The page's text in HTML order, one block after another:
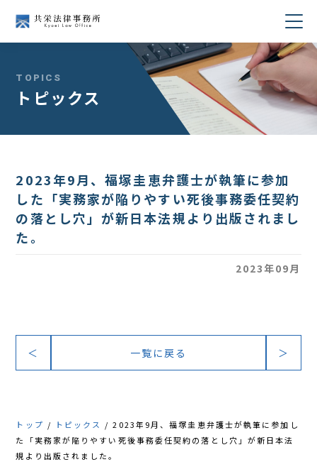
業務分野
セミナー・講演
著書・論文
アクセス
TOPICS
トピックス
2023年9月、福塚圭恵弁護士が執筆に参加
した「実務家が陥りやすい死後事務委任契約
の落とし穴」が新日本法規より出版されまし
た。
2023年09月
＜ 一覧に戻る ＞
トップ トピックス
2023年9月、福塚圭恵弁護士が執筆に参加し
た「実務家が陥りやすい死後事務委任契約の落とし穴」が新日本法
規より出版されました。